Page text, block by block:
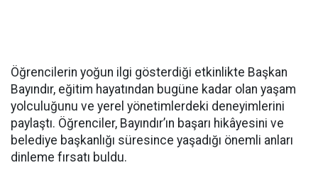
Öğrencilerin yoğun ilgi gösterdiği etkinlikte Başkan
Bayındır, eğitim hayatından bugüne kadar olan yaşam
yolculuğunu ve yerel yönetimlerdeki deneyimlerini
paylaştı. Öğrenciler, Bayındır’ın başarı hikâyesini ve
belediye başkanlığı süresince yaşadığı önemli anları
dinleme fırsatı buldu.